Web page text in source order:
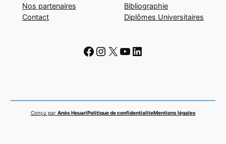
Nos partenaires
Contact
Bibliographie
Diplômes Universitaires
Facebook
Instagram
X YouTube
LinkedIn
Conçu par Anès HouariPolitique de confidentialiteMentions légales